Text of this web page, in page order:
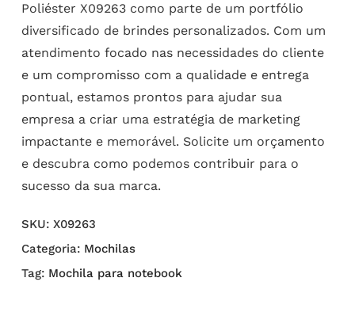
Poliéster X09263 como parte de um portfólio
diversificado de brindes personalizados. Com um
atendimento focado nas necessidades do cliente
e um compromisso com a qualidade e entrega
pontual, estamos prontos para ajudar sua
empresa a criar uma estratégia de marketing
impactante e memorável. Solicite um orçamento
e descubra como podemos contribuir para o
sucesso da sua marca.
SKU: X09263
Categoria: Mochilas
Tag: Mochila para notebook